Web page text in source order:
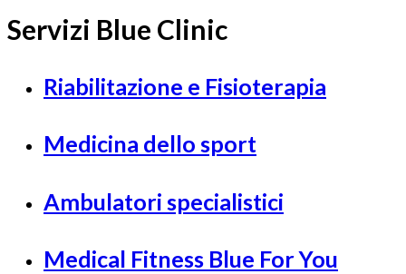
Servizi Blue Clinic
Riabilitazione e Fisioterapia
Medicina dello sport
Ambulatori specialistici
Medical Fitness Blue For You